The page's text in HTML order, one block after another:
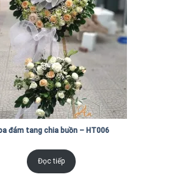
đám tang chia buồn – HT006
Đọc tiếp